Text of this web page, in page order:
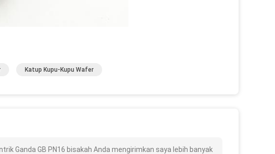
Katup Kupu-Kupu Wafer
Ganda GB PN16 bisakah Anda mengirimkan saya lebih banyak